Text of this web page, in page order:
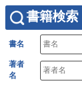
書籍検索
書名
著者
名